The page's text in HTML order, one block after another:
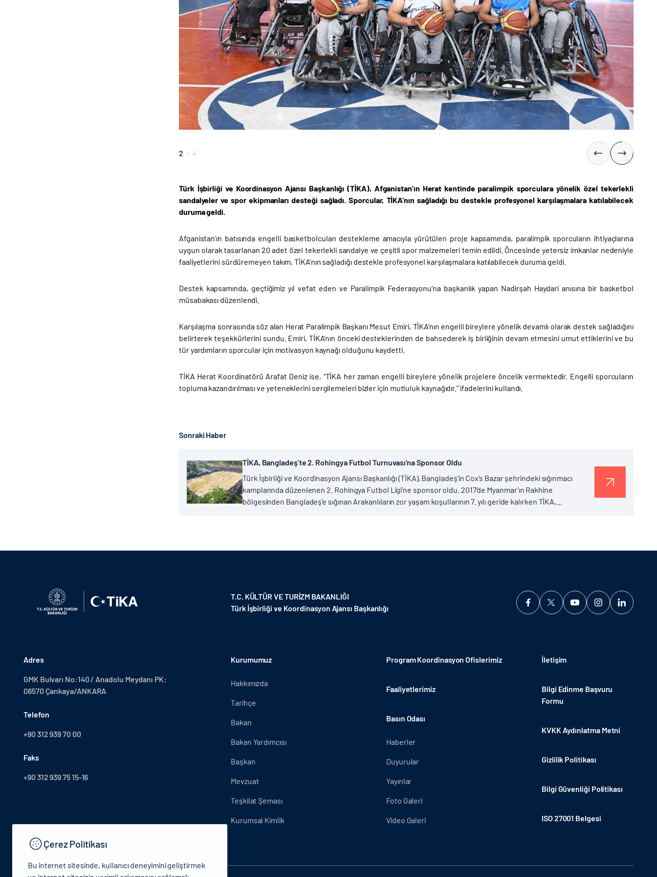
2 - 4
Türk İşbirliği ve Koordinasyon Ajansı Başkanlığı (TİKA), Afganistan’ın Herat kentinde paralimpik sporculara yönelik özel tekerlekli
sandalyeler ve spor ekipmanları desteği sağladı. Sporcular, TİKA’nın sağladığı bu destekle profesyonel karşılaşmalara katılabilecek
duruma geldi.
Afganistan’ın batısında engelli basketbolcuları destekleme amacıyla yürütülen proje kapsamında, paralimpik sporcuların ihtiyaçlarına
uygun olarak tasarlanan 20 adet özel tekerlekli sandalye ve çeşitli spor malzemeleri temin edildi. Öncesinde yetersiz imkanlar nedeniyle
faaliyetlerini sürdüremeyen takım, TİKA’nın sağladığı destekle profesyonel karşılaşmalara katılabilecek duruma geldi.
Destek kapsamında, geçtiğimiz yıl vefat eden ve Paralimpik Federasyonu’na başkanlık yapan Nadirşah Haydari anısına bir basketbol
müsabakası düzenlendi.
Karşılaşma sonrasında söz alan Herat Paralimpik Başkanı Mesut Emiri, TİKA’nın engelli bireylere yönelik devamlı olarak destek sağladığını
belirterek teşekkürlerini sundu. Emiri, TİKA’nın önceki desteklerinden de bahsederek iş birliğinin devam etmesini umut ettiklerini ve bu
tür yardımların sporcular için motivasyon kaynağı olduğunu kaydetti.
TİKA Herat Koordinatörü Arafat Deniz ise, “TİKA her zaman engelli bireylere yönelik projelere öncelik vermektedir. Engelli sporcuların
topluma kazandırılması ve yeteneklerini sergilemeleri bizler için mutluluk kaynağıdır.” ifadelerini kullandı.
Sonraki Haber
TİKA, Bangladeş’te 2. Rohingya Futbol Turnuvası'na Sponsor Oldu
Türk İşbirliği ve Koordinasyon Ajansı Başkanlığı (TİKA), Bangladeş’in Cox’s Bazar şehrindeki sığınmacı
kamplarında düzenlenen 2. Rohingya Futbol Ligi’ne sponsor oldu. 2017’de Myanmar’ın Rakhine
bölgesinden Bangladeş’e sığınan Arakanlıların zor yaşam koşullarının 7. yılı geride kalırken TİKA,...
T.C. KÜLTÜR VE TURİZM BAKANLIĞI
Türk İşbirliği ve Koordinasyon Ajansı Başkanlığı
Adres
GMK Bulvarı No:140 / Anadolu Meydanı PK:
06570 Çankaya/ANKARA
Telefon
+90 312 939 70 00
Faks
+90 312 939 75 15-16
Kurumumuz
Hakkımızda
Tarihçe
Bakan
Bakan Yardımcısı
Başkan
Mevzuat
Teşkilat Şeması
Kurumsal Kimlik
Program Koordinasyon Ofislerimiz
Faaliyetlerimiz
Basın Odası
Haberler
Duyurular
Yayınlar
Foto Galeri
Video Galeri
İletişim
Bilgi Edinme Başvuru
Formu
KVKK Aydınlatma Metni
Gizlilik Politikası
Bilgi Güvenliği Politikası
ISO 27001 Belgesi
Çerez Politikası
Bu internet sitesinde, kullanıcı deneyimini geliştirmek